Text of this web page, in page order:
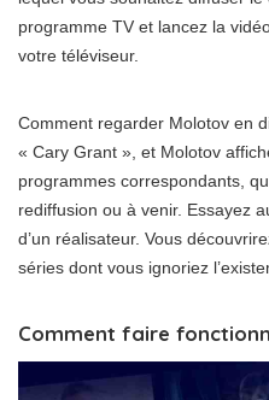
programme TV et lancez la
votre téléviseur.
Comment regarder Molotov en
« Cary Grant », et Molotov
programmes correspondants,
rediffusion ou à venir. Essayez
d’un réalisateur. Vous
séries dont vous ignoriez
Comment faire